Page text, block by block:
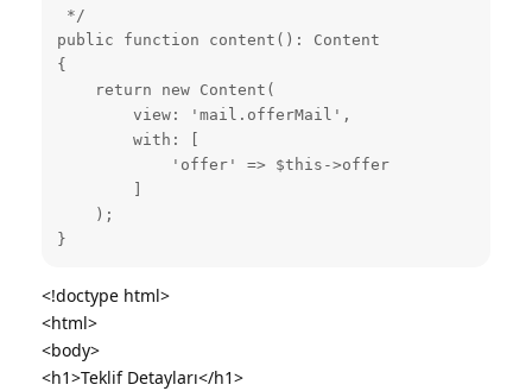
*/
public function content(): Content
{
    return new Content(
        view: 'mail.offerMail',
        with: [
            'offer' => $this->offer
    );
}
<!doctype html>
<html>
<body>
<h1>Teklif Detayları</h1>